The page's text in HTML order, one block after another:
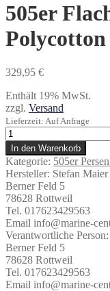
505er
Polycotton
329,95 €
Enthält 19% MwSt.
zzgl. Versand
Lieferzeit: Auf Anfrage
505er
Flachpersenning
Polycotton
Menge
In den Warenkorb
Kategorie: 505er
Hersteller: Stefan
Berner Feld 5
78628 Rottweil
Tel. 017623429563
Email info@marine-
Verantwortliche Person:
Berner Feld 5
78628 Rottweil
Tel. 017623429563
Email info@marine-